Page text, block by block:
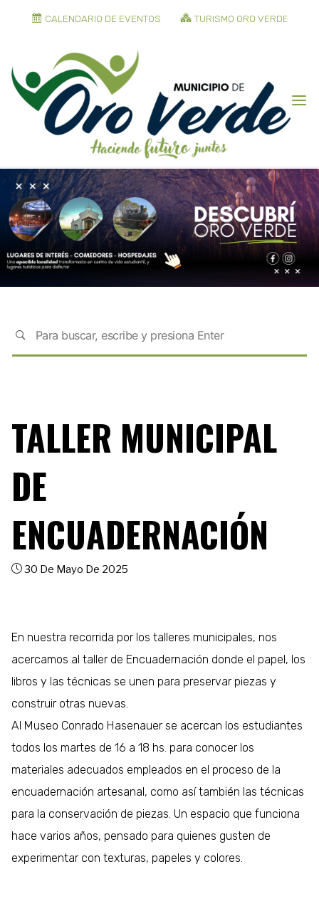
CALENDARIO DE EVENTOS TURISMO ORO VERDE
TALLER MUNICIPAL
DE
ENCUADERNACIÓN
30 De Mayo De 2025
En nuestra recorrida por los talleres municipales, nos
acercamos al taller de Encuadernación donde el papel, los
libros y las técnicas se unen para preservar piezas y
construir otras nuevas.
Al Museo Conrado Hasenauer se acercan los estudiantes
todos los martes de 16 a 18 hs. para conocer los
materiales adecuados empleados en el proceso de la
encuadernación artesanal, como así también las técnicas
para la conservación de piezas. Un espacio que funciona
hace varios años, pensado para quienes gusten de
experimentar con texturas, papeles y colores.